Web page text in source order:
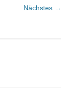
Nächstes →